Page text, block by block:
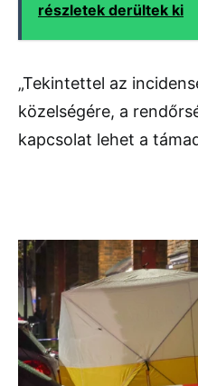
részletek derültek ki
„Tekintettel az
közelségére, a
kapcsolat lehet a